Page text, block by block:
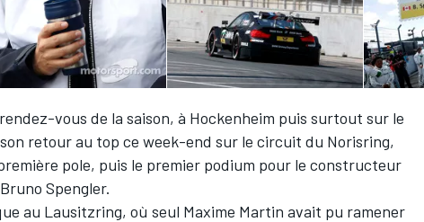
vous de la saison, à Hockenheim puis surtout sur le
retour au top ce week-end sur le circuit du Norisring,
pole, puis le premier podium pour le constructeur
Spengler.
au Lausitzring, où seul Maxime Martin avait pu ramener